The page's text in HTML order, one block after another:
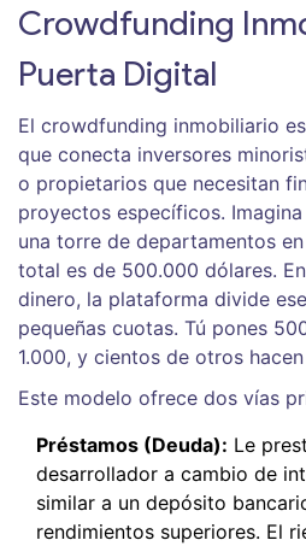
Crowdfunding
Puerta Digital
El crowdfunding inmobiliario es
que conecta inversores
o propietarios que necesitan
proyectos específicos.
una torre de departamentos
total es de 500.000 dólares.
dinero, la plataforma divide
pequeñas cuotas. Tú pones
1.000, y cientos de otros
Este modelo ofrece dos vías
Préstamos (Deuda): Le
desarrollador a cambio de
similar a un depósito
rendimientos superiores. El